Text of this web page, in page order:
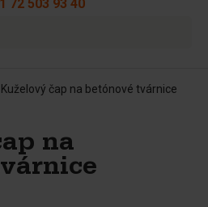
72 503 93 40
Kuželový čap na betónové tvárnice
na